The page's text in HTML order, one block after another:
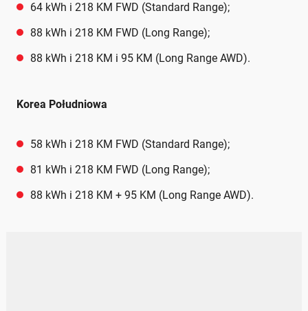
64 kWh i 218 KM FWD (Standard Range);
88 kWh i 218 KM FWD (Long Range);
88 kWh i 218 KM i 95 KM (Long Range AWD).
Korea Południowa
58 kWh i 218 KM FWD (Standard Range);
81 kWh i 218 KM FWD (Long Range);
88 kWh i 218 KM + 95 KM (Long Range AWD).